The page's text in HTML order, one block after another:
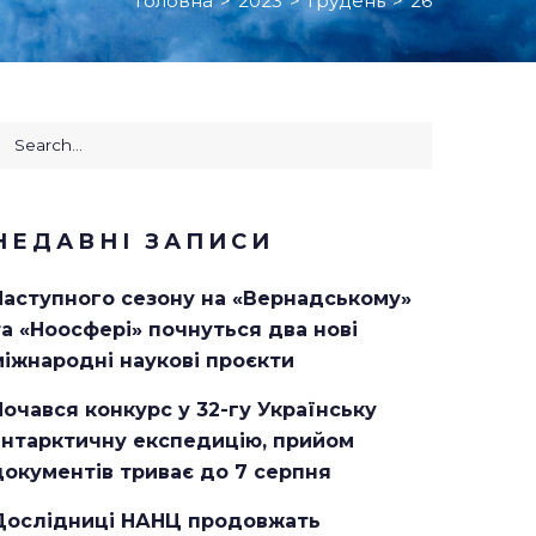
ЗАПИСИ
сезону на «Вернадському»
«Ноосфері» почнуться два нові
наукові проєкти
конкурс у 32-гу Українську
експедицію, прийом
триває до 7 серпня
НАНЦ продовжать